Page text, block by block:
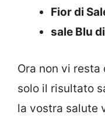
Fior di
sale Blu
Ora non vi
solo il risultato
la vostra salute